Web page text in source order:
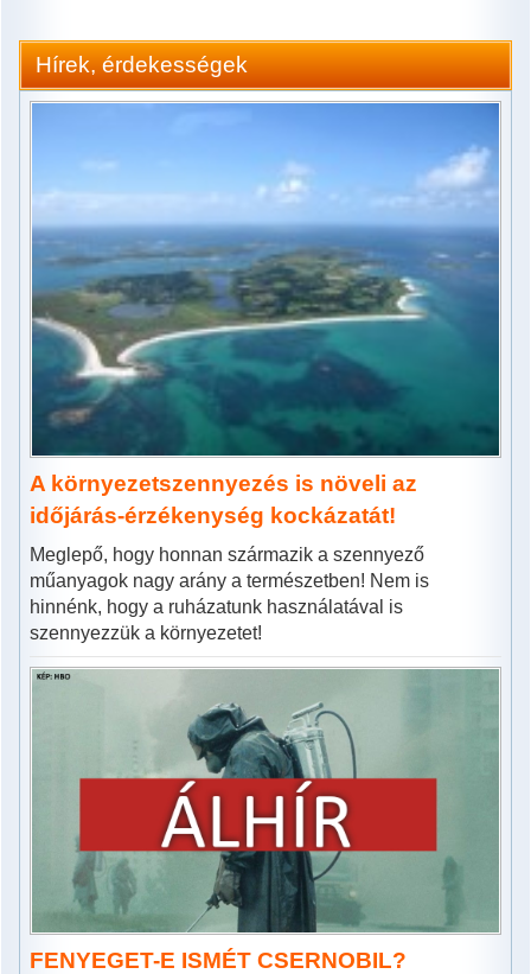
Hírek, érdekességek
A környezetszennyezés is növeli az
időjárás-érzékenység kockázatát!
Meglepő, hogy honnan származik a szennyező
műanyagok nagy arány a természetben! Nem is
hinnénk, hogy a ruházatunk használatával is
szennyezzük a környezetet!
FENYEGET-E ISMÉT CSERNOBIL?